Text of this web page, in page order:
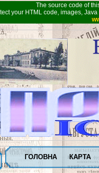
The source code of
your HTML code, images,
ГОЛОВНА КАРТА